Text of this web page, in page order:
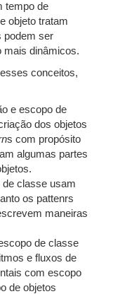
tempo de
objeto tratam
podem ser
mais dinâmicos.
conceitos,
e escopo de
dos objetos
s com propósito
algumas partes
classe usam
os pattenrs
maneiras
de classe
e fluxos de
com escopo
de objetos